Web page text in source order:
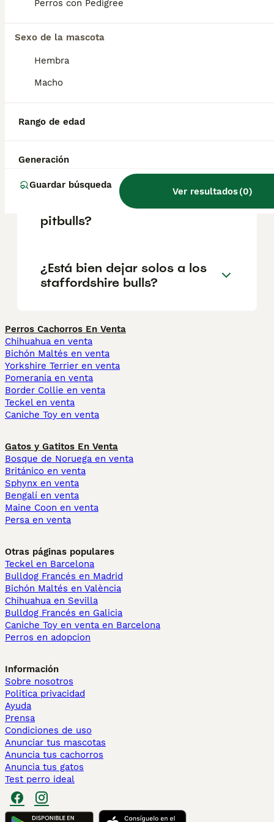
Perros con Pedigree
Sexo de la mascota
Hembra
Macho
Rango de edad
Generación
Guardar búsqueda
Ver resultados(0)
ubicación.
¿Los staffordshire bulls son
¿Son los staffordshire bull
terrier más seguros que los
pitbulls?
¿Está bien dejar solos a los
staffordshire bulls?
Perros Cachorros En Venta
Chihuahua en venta
Bichón Maltés en venta
Yorkshire Terrier en venta
Pomerania en venta
Border Collie en venta
Teckel en venta
Caniche Toy en venta
Gatos y Gatitos En Venta
Bosque de Noruega en venta
Británico en venta
Sphynx en venta
Bengalí en venta
Maine Coon en venta
Persa en venta
Otras páginas populares
Teckel en Barcelona
Bulldog Francés en Madrid
Bichón Maltés en València
Chihuahua en Sevilla
Bulldog Francés en Galicia
Caniche Toy en venta en Barcelona
Perros en adopcion
Información
Sobre nosotros
Politica privacidad
Ayuda
Prensa
Condiciones de uso
Anunciar tus mascotas
Anuncia tus cachorros
Anuncia tus gatos
Test perro ideal